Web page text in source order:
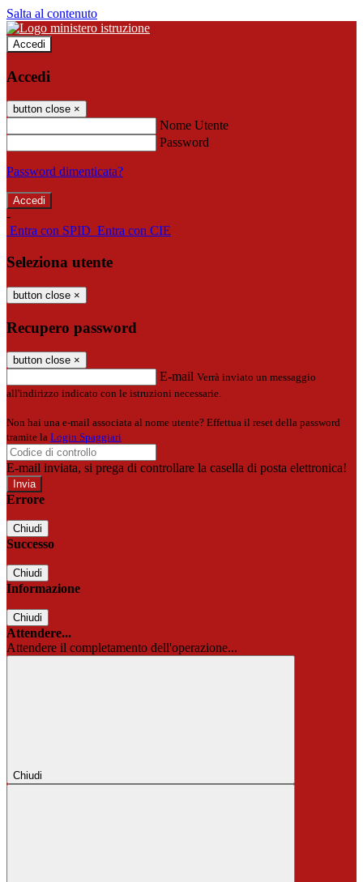
Salta al contenuto
Accedi
Accedi
button close ×
Nome Utente
Password
Password dimenticata?
-
Entra con SPID Entra con CIE
Seleziona utente
button close ×
Recupero password
button close ×
E-mail Verrà inviato un messaggio
all'indirizzo indicato con le istruzioni necessarie.
Non hai una e-mail associata al nome utente? Effettua il reset della password
tramite la Login Spaggiari
E-mail inviata, si prega di controllare la casella di posta elettronica!
Errore
Chiudi
Successo
Chiudi
Informazione
Chiudi
Attendere...
Attendere il completamento dell'operazione...
Chiudi